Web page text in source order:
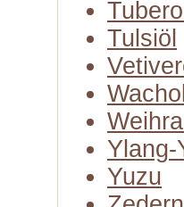
Tulsiöl
Ylang-
Yuzu